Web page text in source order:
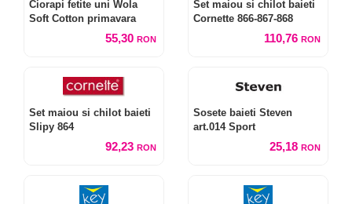
Ciorapi fetite uni Wola
Soft Cotton primavara
55,30 RON
Set maiou si chilot baieti
Cornette 866-867-868
110,76 RON
Set maiou si chilot baieti
Slipy 864
92,23 RON
Sosete baieti Steven
art.014 Sport
25,18 RON